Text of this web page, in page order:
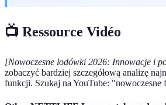
📺 Ressource Vidéo
[Nowoczesne lodówki 2026: Innowacje i
zobaczyć bardziej szczegółową analizę
funkcji. Szukaj na YouTube: